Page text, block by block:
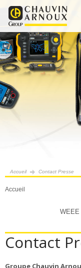
Accueil Contact Presse
Accueil
WEEE
Contact
Groupe Chauvin